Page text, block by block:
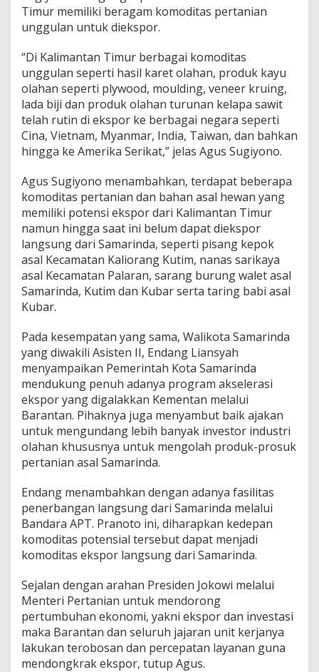
Timur memiliki beragam komoditas pertanian
unggulan untuk diekspor.
“Di Kalimantan Timur berbagai komoditas
unggulan seperti hasil karet olahan, produk kayu
olahan seperti plywood, moulding, veneer kruing,
lada biji dan produk olahan turunan kelapa sawit
telah rutin di ekspor ke berbagai negara seperti
Cina, Vietnam, Myanmar, India, Taiwan, dan bahkan
hingga ke Amerika Serikat,” jelas Agus Sugiyono.
Agus Sugiyono menambahkan, terdapat beberapa
komoditas pertanian dan bahan asal hewan yang
memiliki potensi ekspor dari Kalimantan Timur
namun hingga saat ini belum dapat diekspor
langsung dari Samarinda, seperti pisang kepok
asal Kecamatan Kaliorang Kutim, nanas sarikaya
asal Kecamatan Palaran, sarang burung walet asal
Samarinda, Kutim dan Kubar serta taring babi asal
Kubar.
Pada kesempatan yang sama, Walikota Samarinda
yang diwakili Asisten II, Endang Liansyah
menyampaikan Pemerintah Kota Samarinda
mendukung penuh adanya program akselerasi
ekspor yang digalakkan Kementan melalui
Barantan. Pihaknya juga menyambut baik ajakan
untuk mengundang lebih banyak investor industri
olahan khususnya untuk mengolah produk-prosuk
pertanian asal Samarinda.
Endang menambahkan dengan adanya fasilitas
penerbangan langsung dari Samarinda melalui
Bandara APT. Pranoto ini, diharapkan kedepan
komoditas potensial tersebut dapat menjadi
komoditas ekspor langsung dari Samarinda.
Sejalan dengan arahan Presiden Jokowi melalui
Menteri Pertanian untuk mendorong
pertumbuhan ekonomi, yakni ekspor dan investasi
maka Barantan dan seluruh jajaran unit kerjanya
lakukan terobosan dan percepatan layanan guna
mendongkrak ekspor, tutup Agus.